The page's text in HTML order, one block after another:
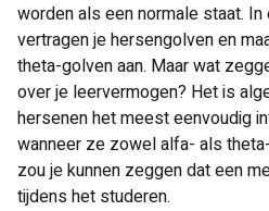
worden als een normale staat.
vertragen je hersengolven en
theta-golven aan. Maar wat
over je leervermogen? Het is
hersenen het meest eenvoudig
wanneer ze zowel alfa- als
zou je kunnen zeggen dat een
tijdens het studeren.